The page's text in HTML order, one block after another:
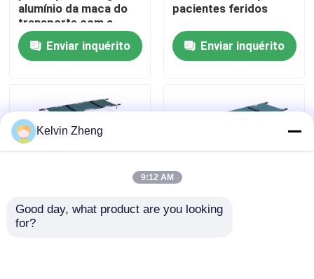
Sobre nós
Visita à fábrica
Contacte-nos
Casos
alumínio da maca do
transporte com a
cama da maca da
emergência médica do
espaldar
Enviar inquérito
pacientes feridos
Enviar inquérito
Quatro estandes
Kelvin Zheng
9:12 AM
Good day, what product are you looking
for?